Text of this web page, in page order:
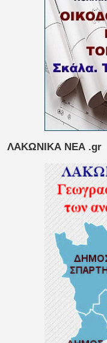
ΛΑΚΩΝΙΚΑ ΝΕΑ .gr